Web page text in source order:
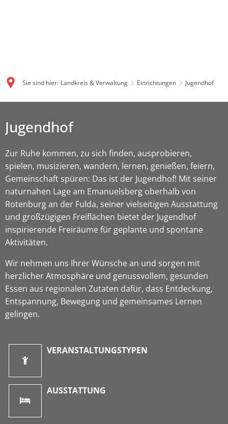
Sie sind hier: Landkreis & Verwaltung Einrichtungen Jugendhof
Jugendhof
Zur Ruhe kommen, zu sich finden, ausprobieren,
spielen, musizieren, wandern, lernen, genießen, feiern,
Gemeinschaft spüren: Das ist der Jugendhof! Mit seiner
naturnahen Lage am Emanuelsberg oberhalb von
Rotenburg an der Fulda, seiner vielseitigen Ausstattung
und großzügigen Freiflächen bietet der Jugendhof
inspirierende Freiräume für geplante und spontane
Aktivitäten.
Wir nehmen uns Ihrer Wünsche an und sorgen mit
herzlicher Atmosphäre und genussvollem, gesunden
Essen aus regionalen Zutaten dafür, dass Entdeckung,
Entspannung, Bewegung und gemeinsames Lernen
gelingen.
VERANSTALTUNGSTYPEN
AUSSTATTUNG